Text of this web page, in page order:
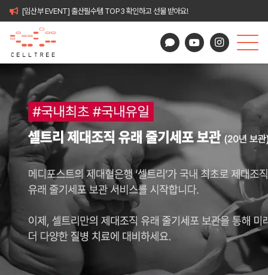
[임산부 EVENT] 출산필수템 TOP3 확인하고 선물 받아요!